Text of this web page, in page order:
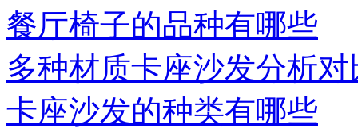
餐厅椅子的品种有哪些
多种材质卡座沙发分析对
卡座沙发的种类有哪些